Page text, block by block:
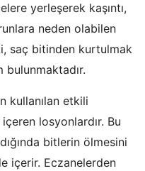
yerleşerek kaşıntı,
neden olabilen
saç bitinden kurtulmak
kullanılan etkili
losyonlardır. Bu
bitlerin ölmesini
içerir. Eczanelerden